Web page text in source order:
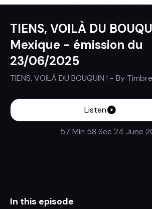
TIENS, VOILÀ DU
Mexique - émission du
23/06/2025
TIENS, VOILÀ DU BOUQUIN ! - By
Listen
57 Min 58 Sec 24 June
In this episode